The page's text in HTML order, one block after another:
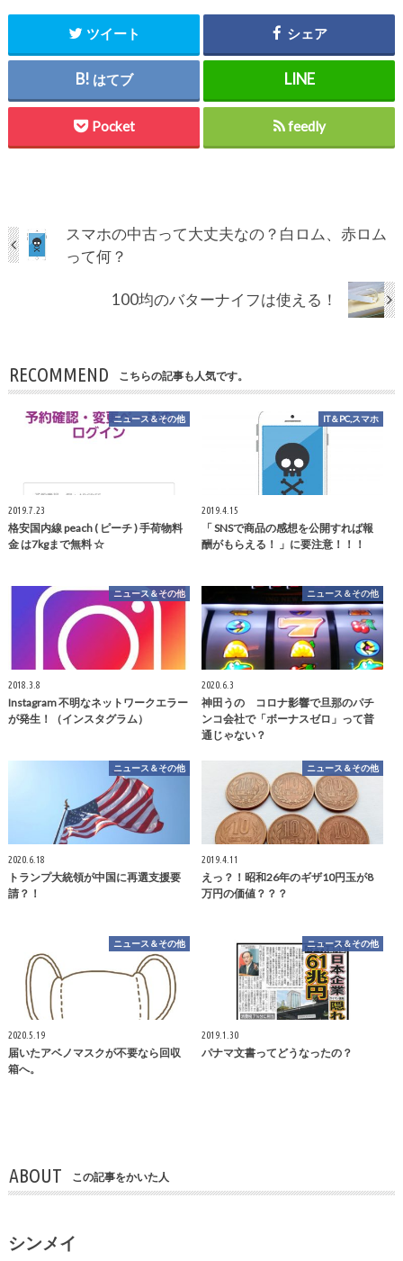
ツイート シェア
はてブ
Pocket feedly
スマホの中古って大丈夫なの？白ロム、赤ロム
って何？
100均のバターナイフは使える！
RECOMMEND こちらの記事も人気です。
ニュース＆その他
2019.7.23
格安国内線 peach ( ピーチ ) 手荷物料
金 は7kgまで無料 ☆
IT＆PC,スマホ
2019.4.15
「 SNSで商品の感想を公開すれば報
酬がもらえる！ 」に要注意！！！
ニュース＆その他
2018.3.8
Instagram 不明なネットワークエラー
が発生！（インスタグラム）
ニュース＆その他
2020.6.3
神田うの コロナ影響で旦那のパチ
ンコ会社で「ボーナスゼロ」って普
通じゃない？
ニュース＆その他
2020.6.18
トランプ大統領が中国に再選支援要
請？！
ニュース＆その他
2019.4.11
えっ？！昭和26年のギザ10円玉が8
万円の価値？？？
ニュース＆その他
2020.5.19
届いたアベノマスクが不要なら回収
箱へ。
ニュース＆その他
2019.1.30
パナマ文書ってどうなったの？
ABOUT この記事をかいた人
シンメイ